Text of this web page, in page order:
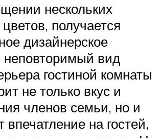
нескольких
получается
дизайнерское
вид
гостиной комнаты
не только вкус и
членов семьи, но и
впечатление на гостей,